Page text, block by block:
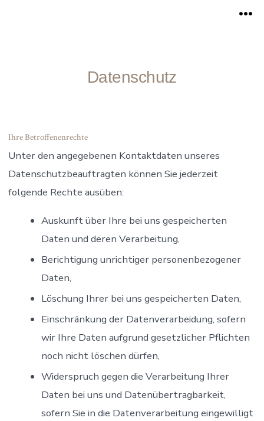
Datenschutz
Ihre Betroffenenrechte
Unter den angegebenen Kontaktdaten unseres
Datenschutzbeauftragten können Sie jederzeit
folgende Rechte ausüben:
Auskunft über Ihre bei uns gespeicherten
Daten und deren Verarbeitung,
Berichtigung unrichtiger personenbezogener
Daten,
Löschung Ihrer bei uns gespeicherten Daten,
Einschränkung der Datenverarbeidung, sofern
wir Ihre Daten aufgrund gesetzlicher Pflichten
noch nicht löschen dürfen,
Widerspruch gegen die Verarbeitung Ihrer
Daten bei uns und Datenübertragbarkeit,
sofern Sie in die Datenverarbeitung eingewilligt